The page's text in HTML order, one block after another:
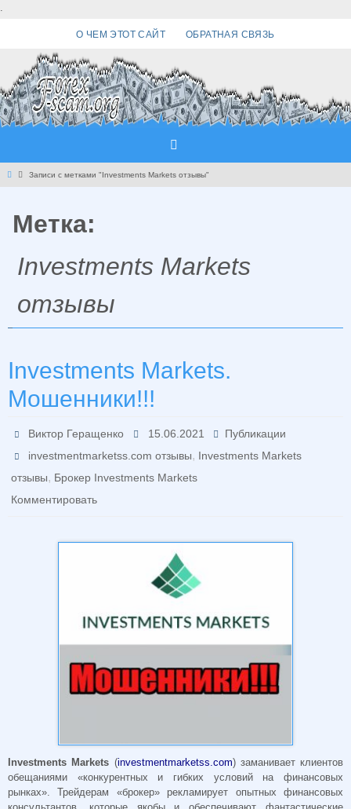
.
О ЧЕМ ЭТОТ САЙТ ОБРАТНАЯ СВЯЗЬ
Главная
Записи с метками "Investments Markets отзывы"
Метка:
Investments Markets
отзывы
Investments Markets.
Мошенники!!!
Виктор Геращенко 15.06.2021
Публикации
investmentmarketss.com отзывы, Investments Markets
отзывы, Брокер Investments Markets
Комментировать
Investments Markets (investmentmarketss.com) заманивает клиентов
обещаниями «конкурентных и гибких условий на финансовых
рынках». Трейдерам «брокер» рекламирует опытных финансовых